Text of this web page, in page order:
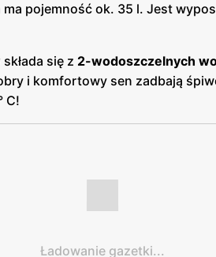
pojemność ok. 35 l. Jest
składa się z 2-wodoszczelnych
i komfortowy sen zadbają
C!
Ładowanie gazetki...